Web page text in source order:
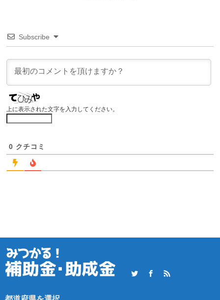
Subscribe
上に表示された文字を入力してください。
0 クチコミ
TwitterFacebookRSS